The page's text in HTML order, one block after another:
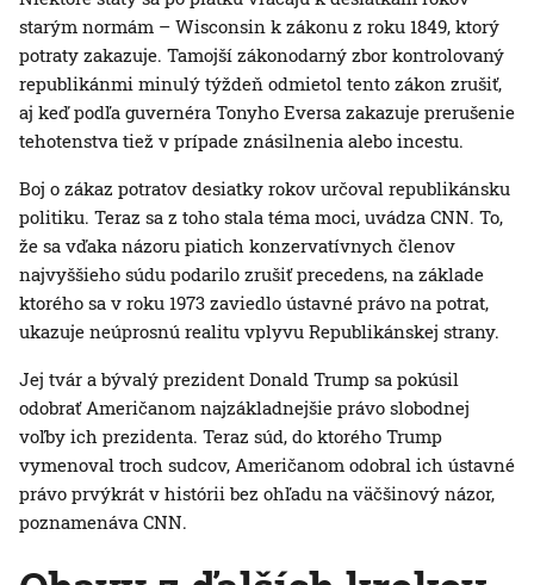
starým normám – Wisconsin k zákonu z roku 1849, ktorý
potraty zakazuje. Tamojší zákonodarný zbor kontrolovaný
republikánmi minulý týždeň odmietol tento zákon zrušiť,
aj keď podľa guvernéra Tonyho Eversa zakazuje prerušenie
tehotenstva tiež v prípade znásilnenia alebo incestu.
Boj o zákaz potratov desiatky rokov určoval republikánsku
politiku. Teraz sa z toho stala téma moci, uvádza CNN. To,
že sa vďaka názoru piatich konzervatívnych členov
najvyššieho súdu podarilo zrušiť precedens, na základe
ktorého sa v roku 1973 zaviedlo ústavné právo na potrat,
ukazuje neúprosnú realitu vplyvu Republikánskej strany.
Jej tvár a bývalý prezident Donald Trump sa pokúsil
odobrať Američanom najzákladnejšie právo slobodnej
voľby ich prezidenta. Teraz súd, do ktorého Trump
vymenoval troch sudcov, Američanom odobral ich ústavné
právo prvýkrát v histórii bez ohľadu na väčšinový názor,
poznamenáva CNN.